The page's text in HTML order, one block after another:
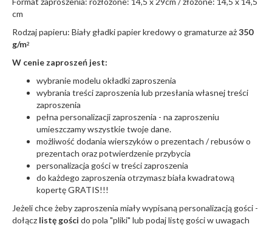
cm
Rodzaj papieru: Biały gładki papier kredowy o gramaturze aż350
g/m2
W cenie zaproszeń jest:
wybranie modelu okładki zaproszenia
wybrania treści zaproszenia lub przesłania własnej treści
zaproszenia
pełna personalizacji zaproszenia - na zaproszeniu
umieszczamy wszystkie twoje dane.
możliwość dodania wierszyków o prezentach / rebusów o
prezentach oraz potwierdzenie przybycia
personalizacja gości w treści zaproszenia
do każdego zaproszenia otrzymasz biała kwadratową
kopertę GRATIS!!!
Jeżeli chce żeby zaproszenia miały wypisaną personalizacją gości -
dołącz listę gości do pola "pliki" lub podaj listę gości w uwagach